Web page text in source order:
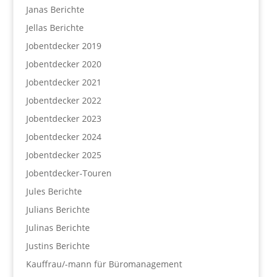
Janas Berichte
Jellas Berichte
Jobentdecker 2019
Jobentdecker 2020
Jobentdecker 2021
Jobentdecker 2022
Jobentdecker 2023
Jobentdecker 2024
Jobentdecker 2025
Jobentdecker-Touren
Jules Berichte
Julians Berichte
Julinas Berichte
Justins Berichte
Kauffrau/-mann für Büromanagement